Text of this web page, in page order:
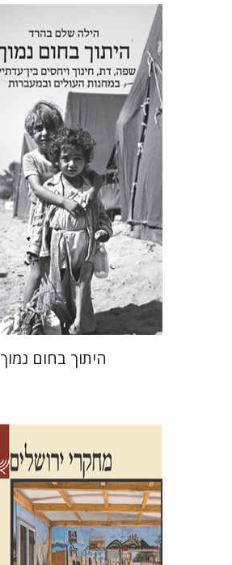
הילה שלם בהרד
הנחת אתר ספר מודפס
$46
$41
היתוך בחום נמוך
שלום צבר גלית חזן-רוקם
סלמון